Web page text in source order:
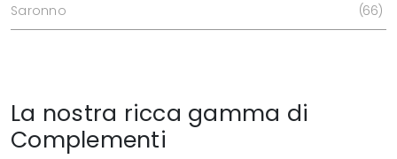
Saronno 66
La nostra ricca gamma di
Complementi